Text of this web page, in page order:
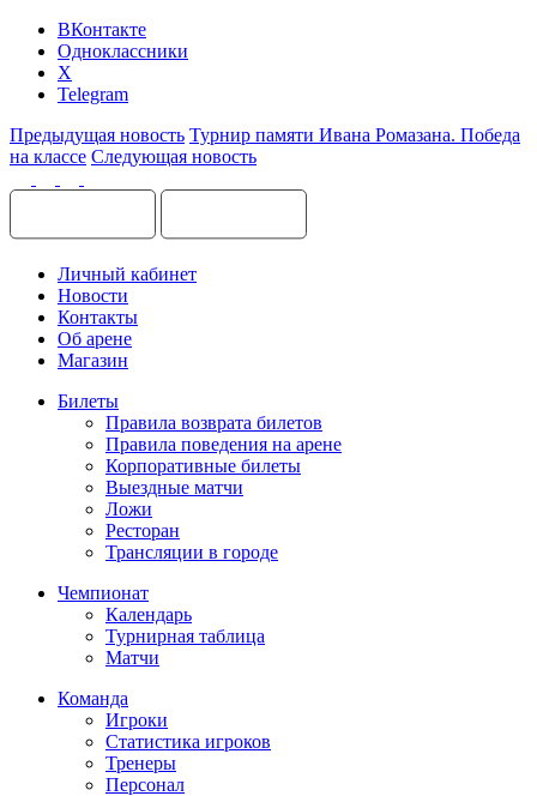
ВКонтакте
Одноклассники
X
Telegram
Предыдущая новость Турнир памяти Ивана Ромазана. Победа
на классе Следующая новость
Личный кабинет
Новости
Контакты
Об арене
Магазин
Билеты
Правила возврата билетов
Правила поведения на арене
Корпоративные билеты
Выездные матчи
Ложи
Ресторан
Трансляции в городе
Чемпионат
Календарь
Турнирная таблица
Матчи
Команда
Игроки
Статистика игроков
Тренеры
Персонал